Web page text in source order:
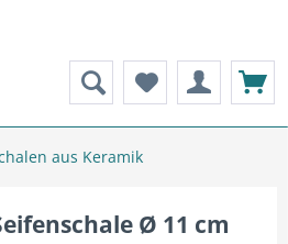
aus Keramik
Ø 11 cm